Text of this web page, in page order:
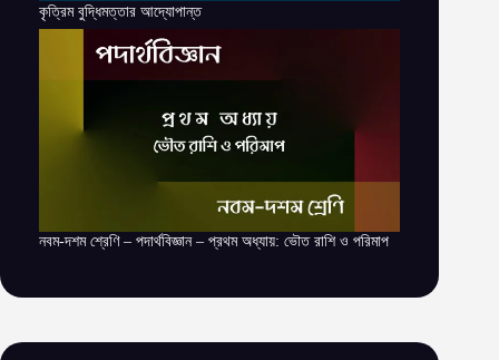
কৃত্রিম বুদ্ধিমত্তার আদ্যোপান্ত
নবম-দশম শ্রেণি – পদার্থবিজ্ঞান – প্রথম অধ্যায়: ভৌত রাশি ও পরিমাপ